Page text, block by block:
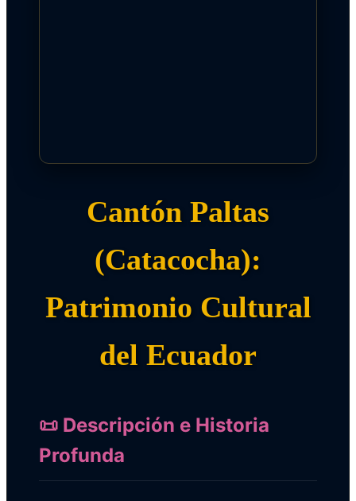
Cantón Paltas
(Catacocha):
Patrimonio Cultural
del Ecuador
📜 Descripción e Historia
Profunda